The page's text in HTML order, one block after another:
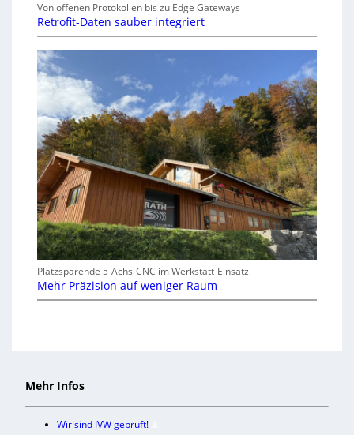
Von offenen Protokollen bis zu Edge Gateways
Retrofit-Daten sauber integriert
Platzsparende 5-Achs-CNC im Werkstatt-Einsatz
Mehr Präzision auf weniger Raum
Mehr Infos
Wir sind IVW geprüft!